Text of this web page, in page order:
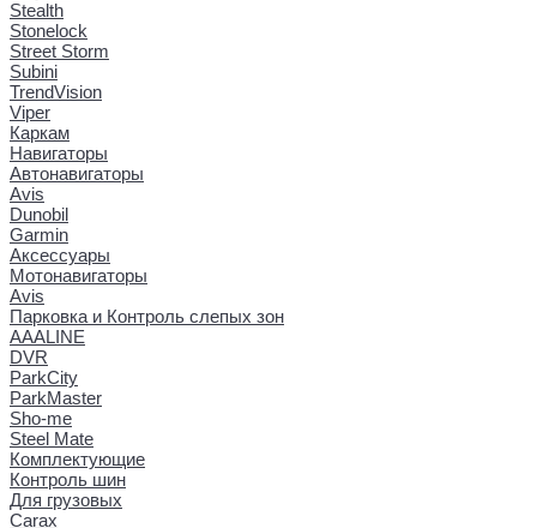
Stealth
Stonelock
Street Storm
Subini
TrendVision
Viper
Каркам
Навигаторы
Автонавигаторы
Avis
Dunobil
Garmin
Аксессуары
Мотонавигаторы
Avis
Парковка и Контроль слепых зон
AAALINE
DVR
ParkCity
ParkMaster
Sho-me
Steel Mate
Комплектующие
Контроль шин
Для грузовых
Carax